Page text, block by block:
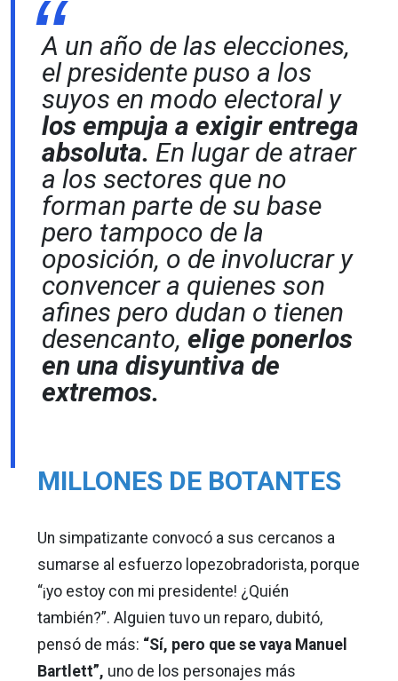
A un año de las elecciones,
el presidente puso a los
suyos en modo electoral y
los empuja a exigir entrega
absoluta. En lugar de atraer
a los sectores que no
forman parte de su base
pero tampoco de la
oposición, o de involucrar y
convencer a quienes son
afines pero dudan o tienen
desencanto, elige ponerlos
en una disyuntiva de
extremos.
MILLONES DE BOTANTES
Un simpatizante convocó a sus cercanos a
sumarse al esfuerzo lopezobradorista, porque
“¡yo estoy con mi presidente! ¿Quién
también?”. Alguien tuvo un reparo, dubitó,
pensó de más: “Sí, pero que se vaya Manuel
Bartlett”, uno de los personajes más